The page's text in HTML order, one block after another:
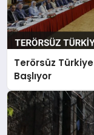
Terörsüz
Başlıyor